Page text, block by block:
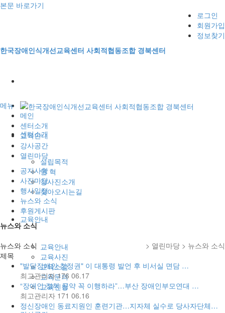
본문 바로가기
로그인
회원가입
정보찾기
한국장애인식개선교육센터 사회적협동조합 경북센터
센터소개
설립목적
연 혁
강사진소개
찾아오시는길
교육안내
교육안내
교육사진
교육소감
교육문의
교육신청
메뉴
메인
센터소개
교육안내
강사공간
열린마당
공지사항
사진마당
행사일정
뉴스와 소식
후원게시판
뉴스와 소식
> 열린마당 > 뉴스와 소식
뉴스와 소식
제목
"발달장애인 참정권" 이 대통령 발언 후 비서실 면담 …
최고관리자 176 06.17
“장애인 정책 공약 꼭 이행하라”…부산 장애인부모연대 …
최고관리자 171 06.16
정신장애인 동료지원인 훈련기관…지자체 실수로 당사자단체…